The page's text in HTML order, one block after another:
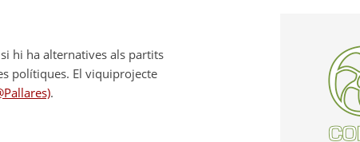
hi ha alternatives als partits
polítiques. El viquiprojecte
.